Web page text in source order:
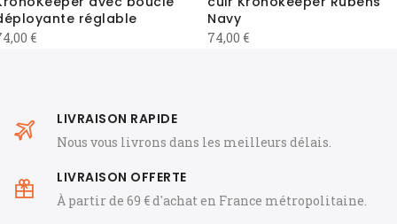
réglable
€
Navy
74,00 €
LIVRAISON RAPIDE
Nous vous livrons dans les meilleurs délais.
LIVRAISON OFFERTE
À partir de 69 € d'achat en France métropolitaine.